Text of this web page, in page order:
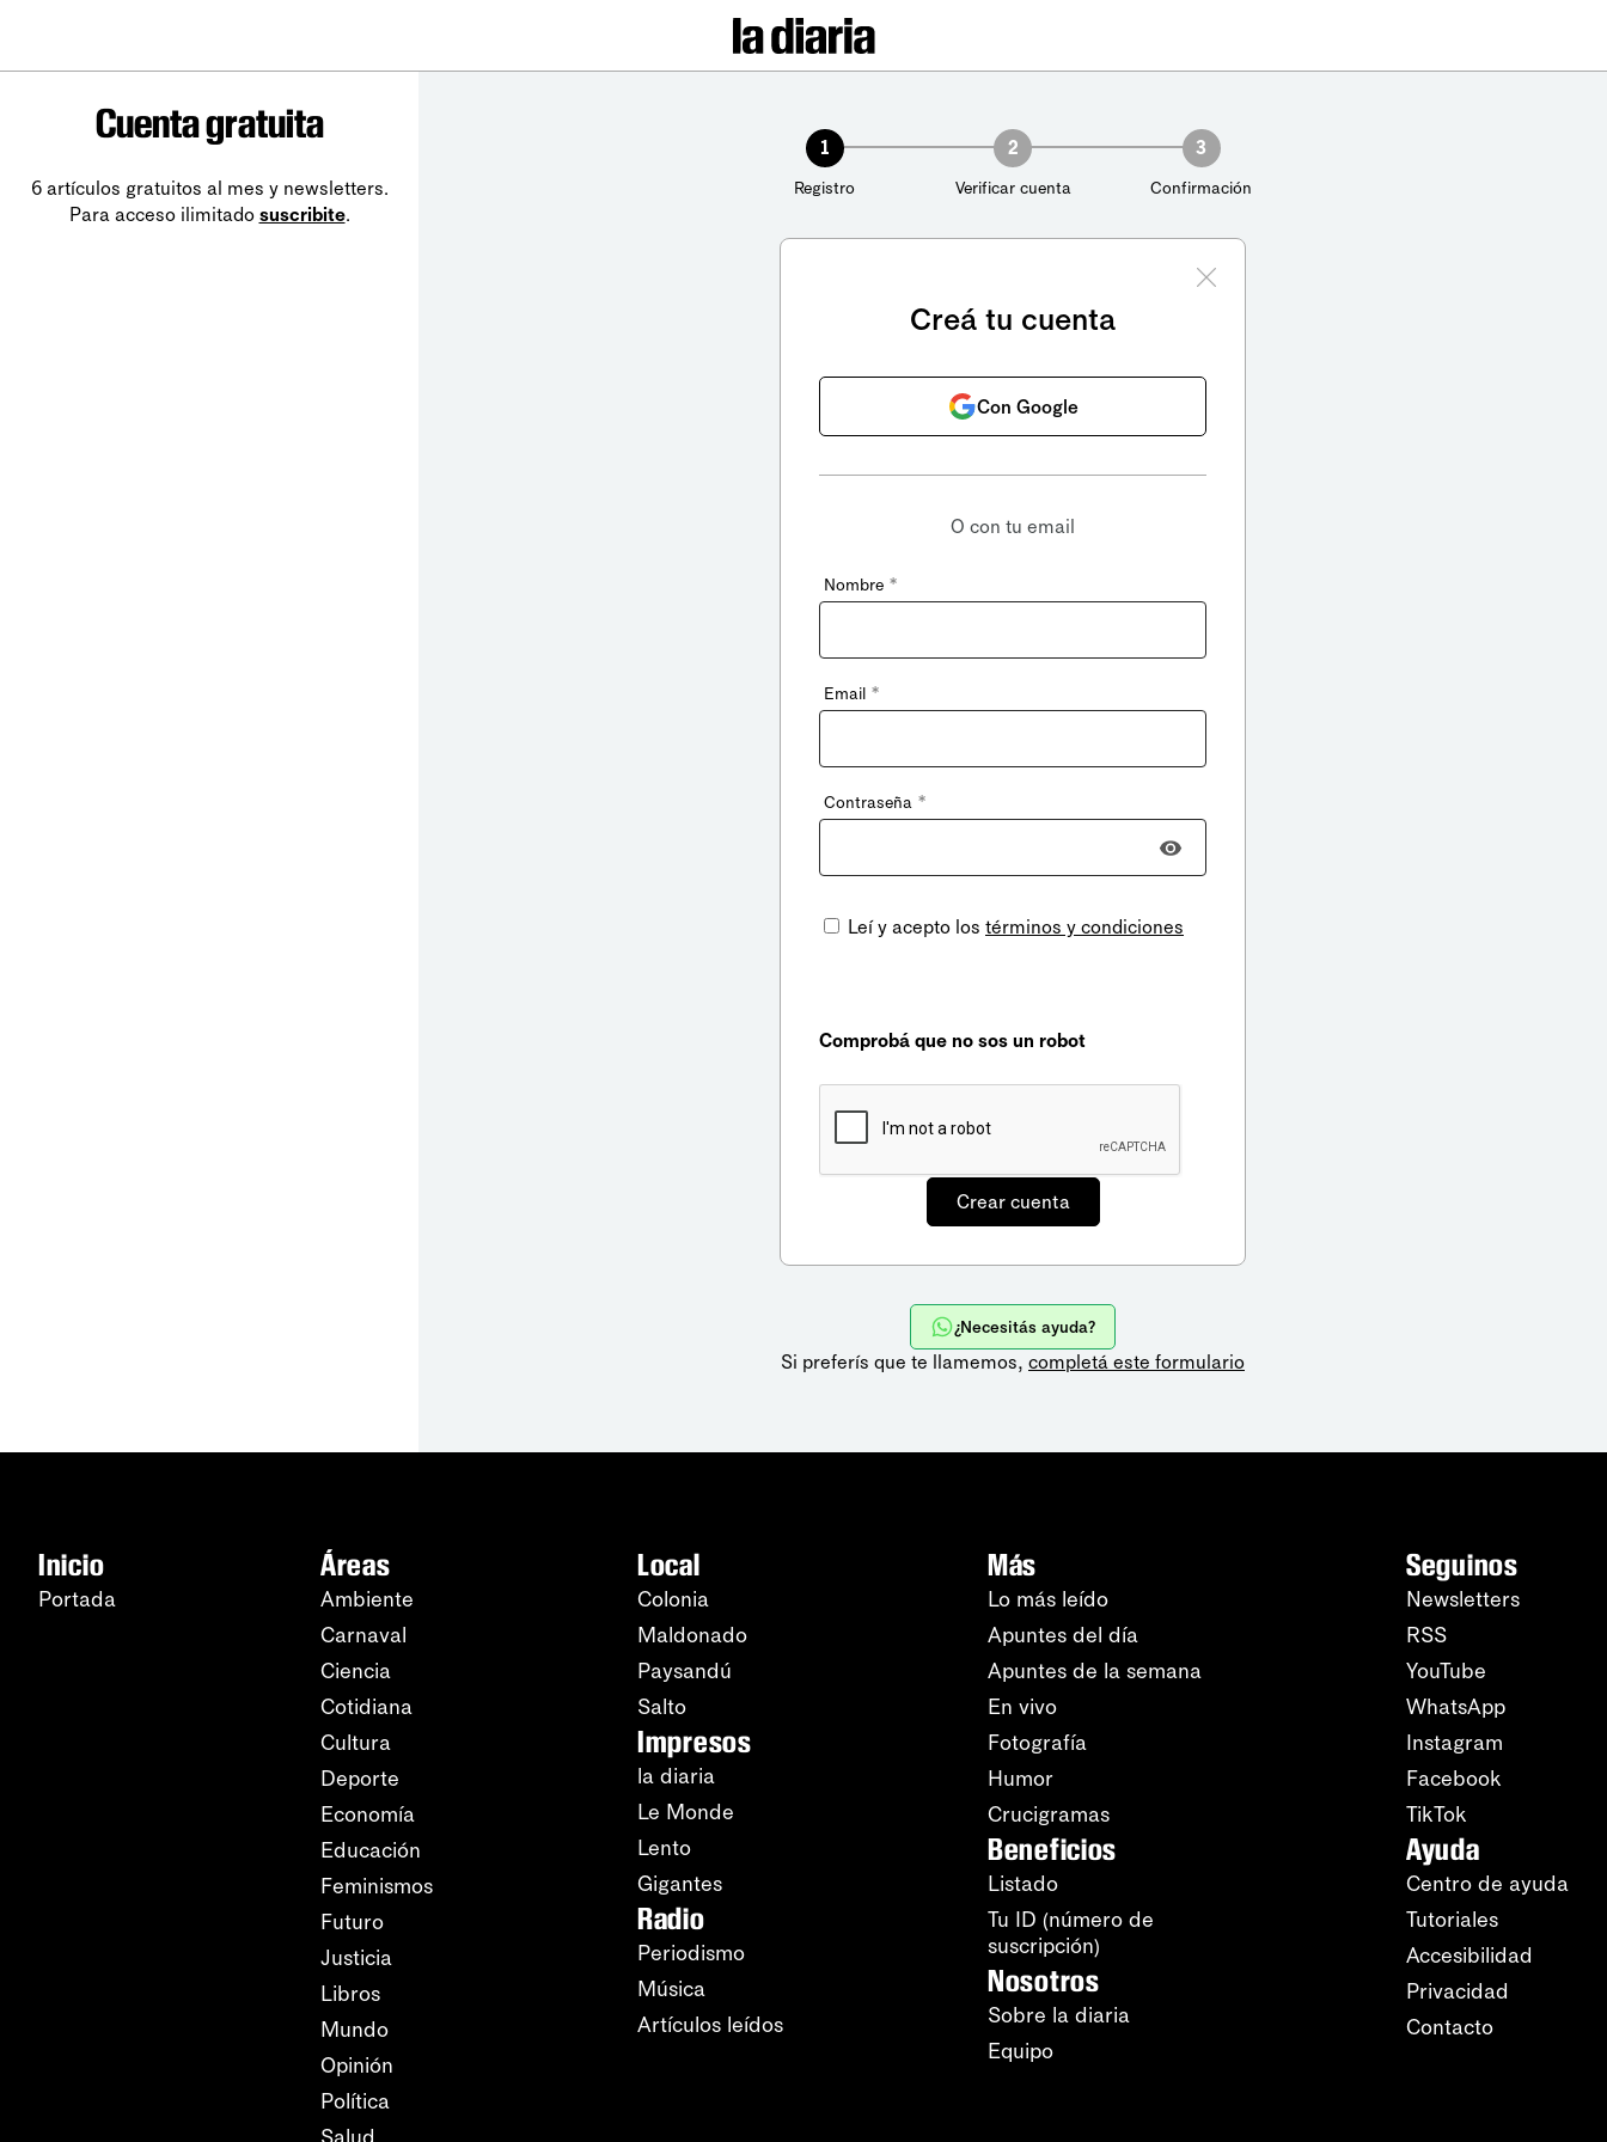
Cuenta gratuita
6 artículos gratuitos al mes y newsletters.
Para acceso ilimitado suscribite.
1
Registro
2
Verificar cuenta
3
Confirmación
Creá tu cuenta
Con Google
O con tu email
Nombre *
Email *
Contraseña *
Leí y acepto los términos y condiciones
Comprobá que no sos un robot
¿Necesitás ayuda?
Si preferís que te llamemos, completá este formulario
Inicio
Portada
Áreas
Ambiente
Carnaval
Ciencia
Cotidiana
Cultura
Deporte
Economía
Educación
Feminismos
Futuro
Justicia
Libros
Mundo
Opinión
Política
Local
Colonia
Maldonado
Paysandú
Salto
Impresos
la diaria
Le Monde
Lento
Gigantes
Radio
Periodismo
Música
Artículos leídos
Más
Lo más leído
Apuntes del día
Apuntes de la semana
En vivo
Fotografía
Humor
Crucigramas
Beneficios
Listado
Tu ID (número de
suscripción)
Nosotros
Sobre la diaria
Equipo
Seguinos
Newsletters
RSS
YouTube
WhatsApp
Instagram
Facebook
TikTok
Ayuda
Centro de ayuda
Tutoriales
Accesibilidad
Privacidad
Contacto